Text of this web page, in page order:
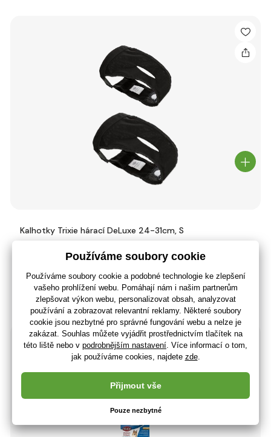
Kalhotky Trixie hárací DeLuxe 24-31cm, S
93 Kč bez DPH
+ 3 body
3 - 7 dnů(U vás 18.08.)